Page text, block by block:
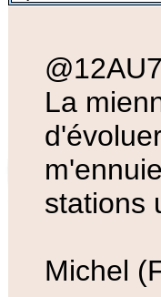
La
stations
Michel